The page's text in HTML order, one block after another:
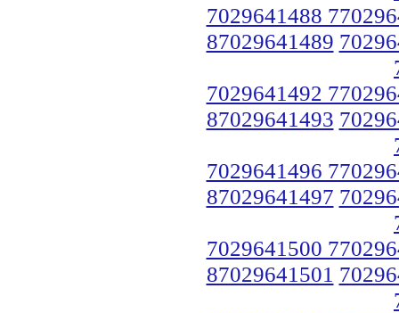
7029641488
87029641489
7029641492
87029641493
7029641496
87029641497
7029641500
87029641501